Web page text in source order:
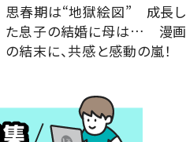
思春期は“地獄絵図” 成長し
た息子の結婚に母は… 漫画
の結末に、共感と感動の嵐！